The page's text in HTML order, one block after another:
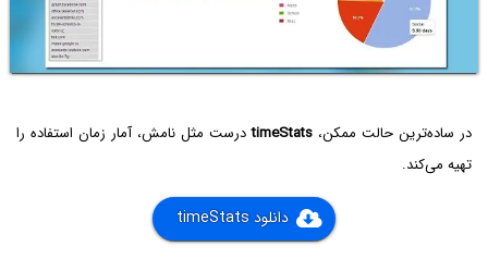
در ساده‌ترین حالت ممکن، timeStatsدرست مثل نامش، آمار زمان استفاده را
تهیه می‌کند.
دانلود timeStats